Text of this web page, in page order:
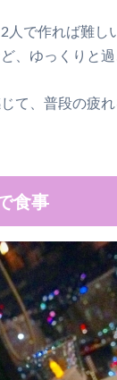
で作れば難し
、ゆっくりと過
て、普段の疲
食事